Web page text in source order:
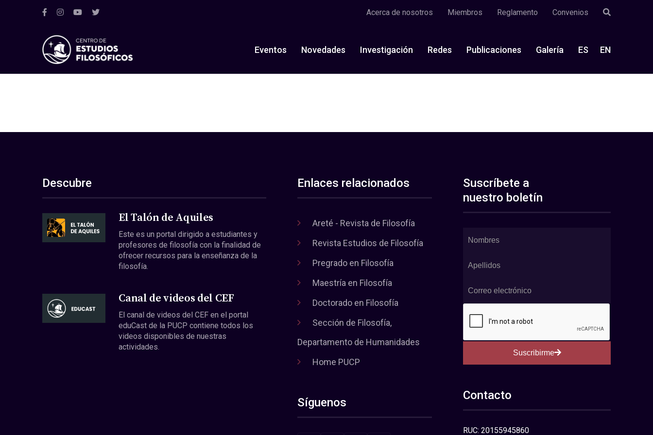
Acerca de nosotros Miembros Reglamento Convenios
Eventos Novedades Investigación Redes Publicaciones Galería ES EN
Descubre
El Talón de Aquiles
Este es un portal dirigido a estudiantes y
profesores de filosofía con la finalidad de
ofrecer recursos para la enseñanza de la
filosofía.
Canal de videos del CEF
El canal de videos del CEF en el portal
eduCast de la PUCP contiene todos los
videos disponibles de nuestras
actividades.
Enlaces relacionados
Areté - Revista de Filosofía
Revista Estudios de Filosofía
Pregrado en Filosofía
Maestría en Filosofía
Doctorado en Filosofía
Sección de Filosofía,
Departamento de Humanidades
Home PUCP
Síguenos
Suscríbete a
nuestro boletín
Suscribirme
Contacto
RUC: 20155945860